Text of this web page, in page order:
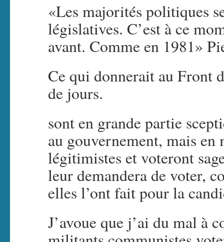
«Les majorités politiques
législatives. C’est à ce
avant. Comme en 1981»
Ce qui donnerait au Front
de jours.
sont en grande partie
au gouvernement, mais en
légitimistes et voteront
leur demandera de voter,
elles l’ont fait pour la
J’avoue que j’ai du mal à